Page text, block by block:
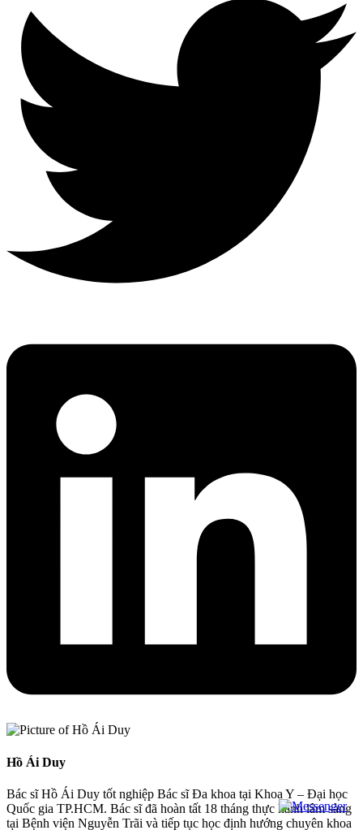
Hồ Ái Duy
Bác sĩ Hồ Ái Duy tốt nghiệp Bác sĩ Đa khoa tại Khoa Y – Đại học
Quốc gia TP.HCM. Bác sĩ đã hoàn tất 18 tháng thực hành lâm sàng
tại Bệnh viện Nguyễn Trãi và tiếp tục học định hướng chuyên khoa